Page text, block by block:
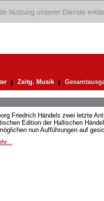
Nutzung unserer Dienste
Zeitg. Musik
Friedrich Händels zwei letzte
Edition der Hallischen
nun Aufführungen auf